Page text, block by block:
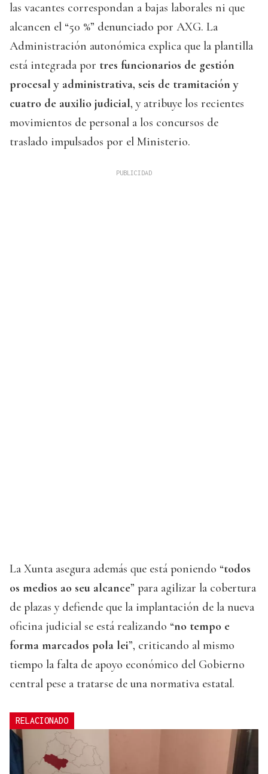
las vacantes correspondan a bajas laborales ni que
alcancen el “50 %” denunciado por AXG. La
Administración autonómica explica que la plantilla
está integrada por tres funcionarios de gestión
procesal y administrativa, seis de tramitación y
cuatro de auxilio judicial, y atribuye los recientes
movimientos de personal a los concursos de
traslado impulsados por el Ministerio.
La Xunta asegura además que está poniendo “todos
os medios ao seu alcance” para agilizar la cobertura
de plazas y defiende que la implantación de la nueva
oficina judicial se está realizando “no tempo e
forma marcados pola lei”, criticando al mismo
tiempo la falta de apoyo económico del Gobierno
central pese a tratarse de una normativa estatal.
RELACIONADO